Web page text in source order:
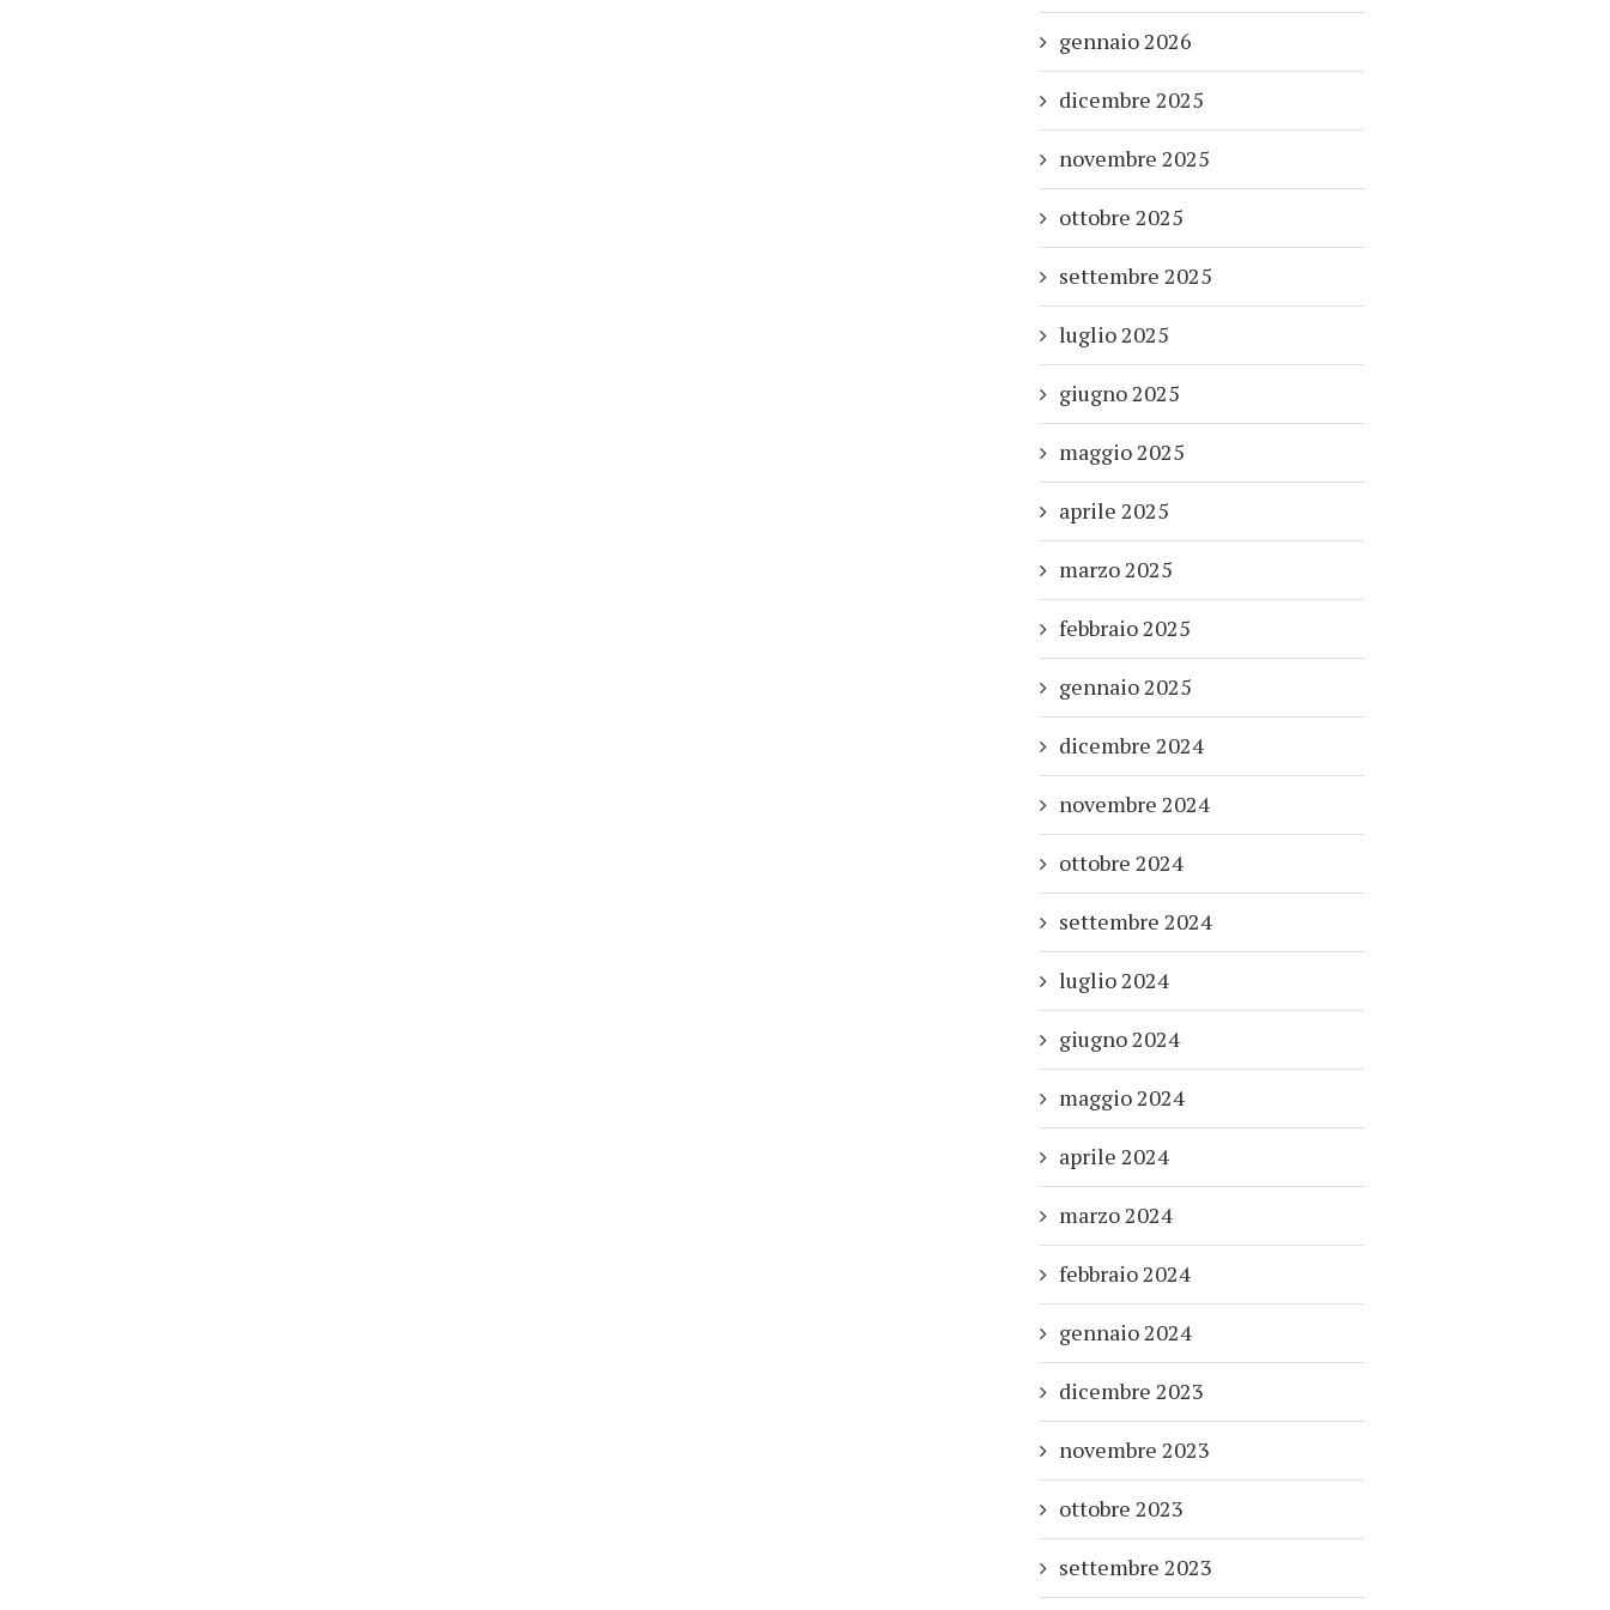
gennaio 2026
dicembre 2025
novembre 2025
ottobre 2025
settembre 2025
luglio 2025
giugno 2025
maggio 2025
aprile 2025
marzo 2025
febbraio 2025
gennaio 2025
dicembre 2024
novembre 2024
ottobre 2024
settembre 2024
luglio 2024
giugno 2024
maggio 2024
aprile 2024
marzo 2024
febbraio 2024
gennaio 2024
dicembre 2023
novembre 2023
ottobre 2023
settembre 2023